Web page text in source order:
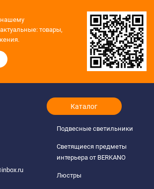
нашему
товары,
Каталог
Подвесные светильники
Светящиеся предметы
интерьера от BERKANO
Люстры